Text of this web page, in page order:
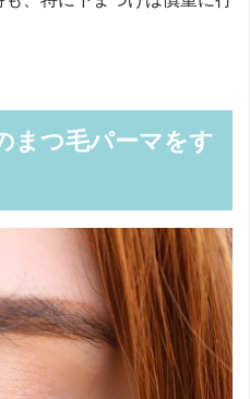
まつ毛パーマをす